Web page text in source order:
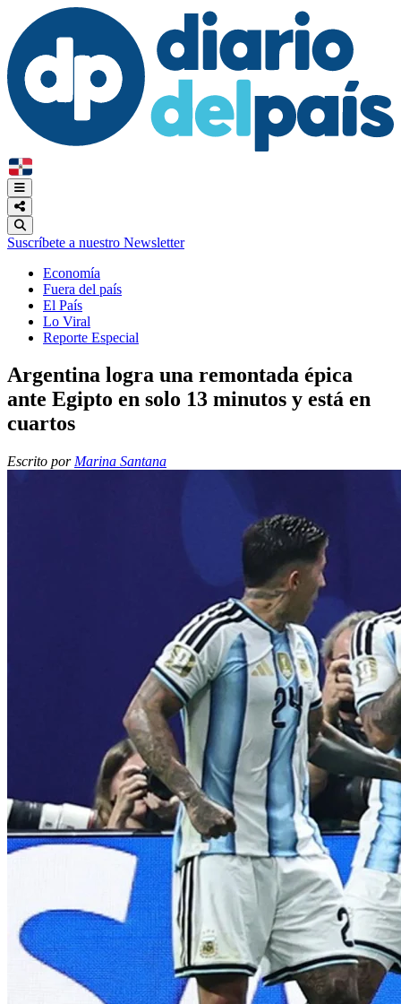
Suscríbete a nuestro Newsletter
Economía
Fuera del país
El País
Lo Viral
Reporte Especial
Argentina logra una remontada épica
ante Egipto en solo 13 minutos y está en
cuartos
Escrito por Marina Santana